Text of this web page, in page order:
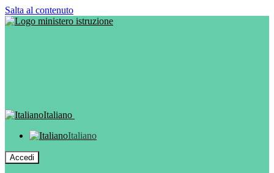
Salta al contenuto
Italiano
Italiano
Accedi